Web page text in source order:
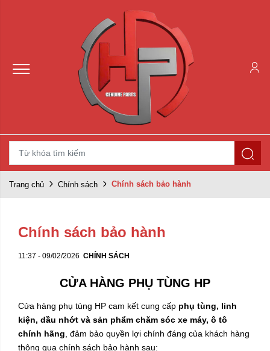
Trang chủ Chính sách Chính sách bảo hành
Chính sách bảo hành
11:37 - 09/02/2026 CHÍNH SÁCH
CỬA HÀNG PHỤ TÙNG HP
Cửa hàng phụ tùng HP cam kết cung cấp phụ tùng, linh
kiện, dầu nhớt và sản phẩm chăm sóc xe máy, ô tô
chính hãng , đảm bảo quyền lợi chính đáng của khách hàng
thông qua chính sách bảo hành sau: